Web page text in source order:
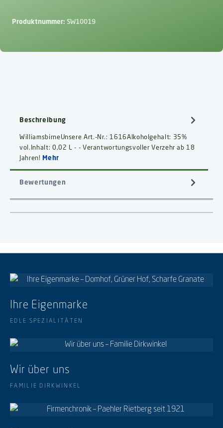
Produktnummer: SW10019
Beschreibung
WilliamsbirneUnsere Art.-Nr.: 1616Alkoholgehalt: 35%
vol.Inhalt: 0,02 L - - Verantwortungsvoller Verzehr ab 18
Jahren! Mehr
Bewertungen
Ihre Eigenmarke
EDLE SPEZIALITÄTEN
Wir über uns
FAMILIE DIRKWINKEL